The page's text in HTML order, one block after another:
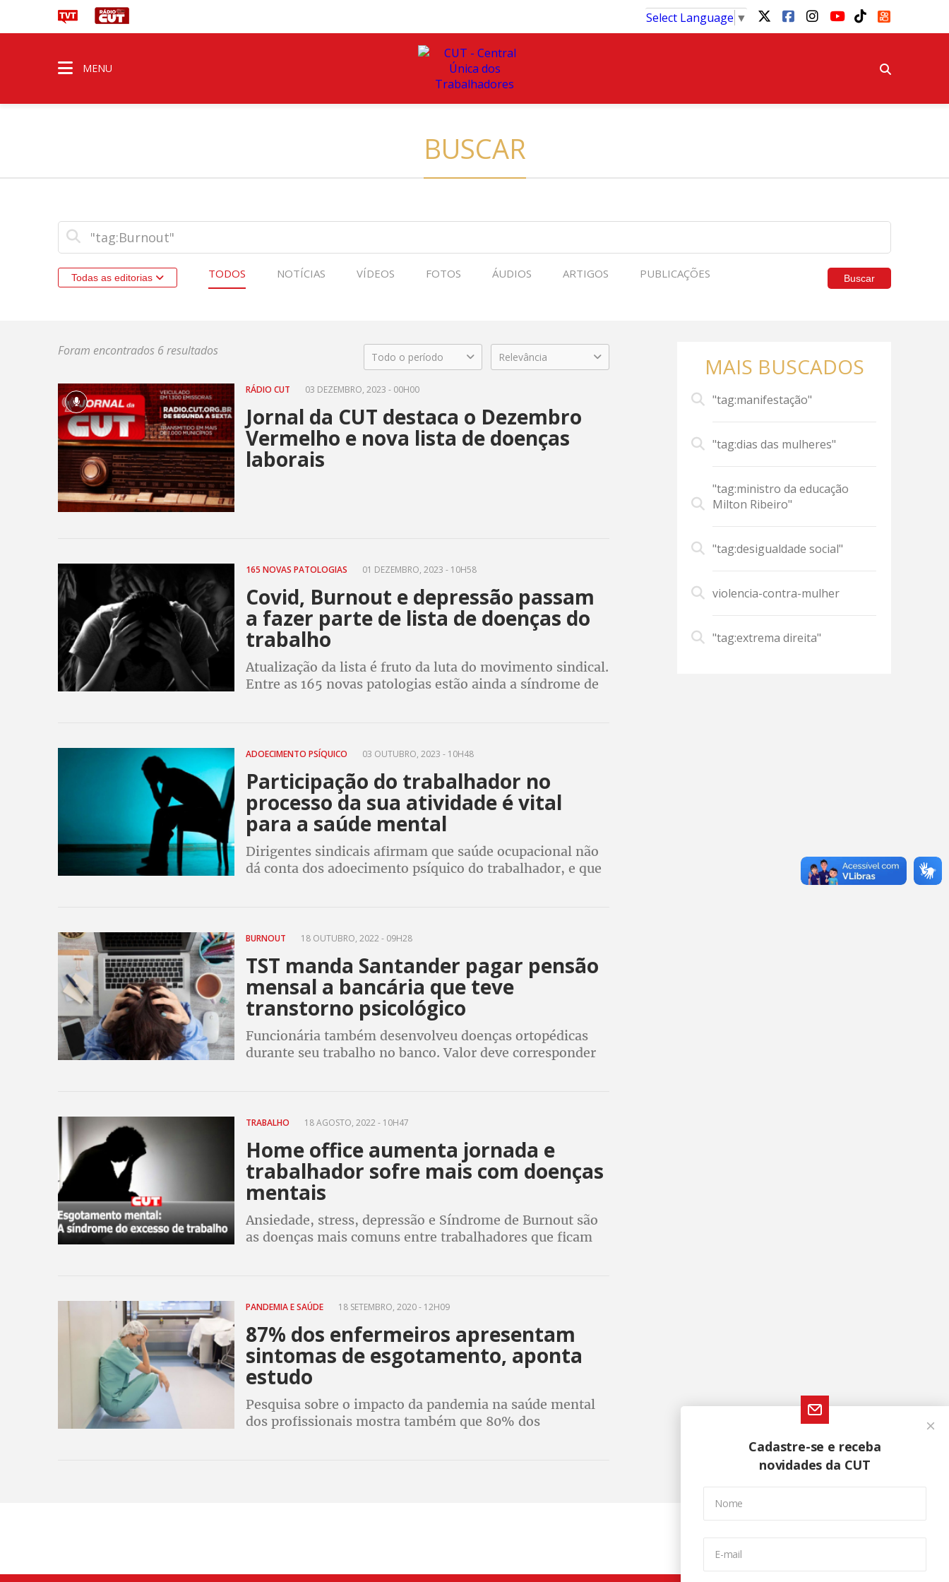
Select Language ▼
MENU
BUSCAR
Todas as editorias TODOS NOTÍCIAS VÍDEOS FOTOS ÁUDIOS ARTIGOS PUBLICAÇÕES Buscar
Foram encontrados 6 resultados Todo o período Relevância
RÁDIO CUT 03 DEZEMBRO, 2023 - 00H00
Jornal da CUT destaca o Dezembro
Vermelho e nova lista de doenças
laborais
165 NOVAS PATOLOGIAS 01 DEZEMBRO, 2023 - 10H58
Covid, Burnout e depressão passam
a fazer parte de lista de doenças do
trabalho
Atualização da lista é fruto da luta do movimento sindical.
Entre as 165 novas patologias estão ainda a síndrome de
ADOECIMENTO PSÍQUICO 03 OUTUBRO, 2023 - 10H48
Participação do trabalhador no
processo da sua atividade é vital
para a saúde mental
Dirigentes sindicais afirmam que saúde ocupacional não
dá conta dos adoecimento psíquico do trabalhador, e que
BURNOUT 18 OUTUBRO, 2022 - 09H28
TST manda Santander pagar pensão
mensal a bancária que teve
transtorno psicológico
Funcionária também desenvolveu doenças ortopédicas
durante seu trabalho no banco. Valor deve corresponder
TRABALHO 18 AGOSTO, 2022 - 10H47
Home office aumenta jornada e
trabalhador sofre mais com doenças
mentais
Ansiedade, stress, depressão e Síndrome de Burnout são
as doenças mais comuns entre trabalhadores que ficam
PANDEMIA E SAÚDE 18 SETEMBRO, 2020 - 12H09
87% dos enfermeiros apresentam
sintomas de esgotamento, aponta
estudo
Pesquisa sobre o impacto da pandemia na saúde mental
dos profissionais mostra também que 80% dos
MAIS BUSCADOS
"tag:manifestação"
"tag:dias das mulheres"
"tag:ministro da educação
Milton Ribeiro"
"tag:desigualdade social"
violencia-contra-mulher
"tag:extrema direita"
Cadastre-se e receba
novidades da CUT
Nome
E-mail